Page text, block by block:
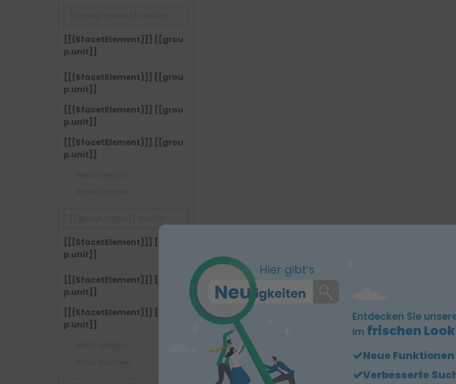
[[{$facetElement}]] [[grou
p.unit]]
[[{$facetElement}]] [[grou
p.unit]]
[[{$facetElement}]] [[grou
p.unit]]
[[{$facetElement}]] [[grou
p.unit]]
[[{$facetElement}]] [[grou
p.unit]]
[[{$facetElement}]] [[grou
p.unit]]
[[{$facetElement}]] [[grou
p.unit]]
Hier gibt’s
Entdecken Sie
im frischen
Neue Funktionen
Verbesserte